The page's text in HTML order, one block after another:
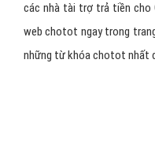
các nhà tài trợ trả tiền
web chotot ngay trong
những từ khóa chotot nhất